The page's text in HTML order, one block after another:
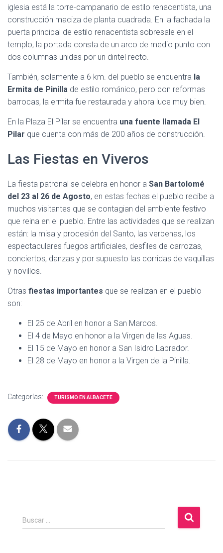
iglesia está la torre-campanario de estilo renacentista, una
construcción maciza de planta cuadrada. En la fachada la
puerta principal de estilo renacentista sobresale en el
templo, la portada consta de un arco de medio punto con
dos columnas unidas por un dintel recto.
También, solamente a 6 km. del pueblo se encuentra la
Ermita de Pinilla de estilo románico, pero con reformas
barrocas, la ermita fue restaurada y ahora luce muy bien.
En la Plaza El Pilar se encuentra una fuente llamada El
Pilar que cuenta con más de 200 años de construcción.
Las Fiestas en Viveros
La fiesta patronal se celebra en honor a San Bartolomé
del 23 al 26 de Agosto, en estas fechas el pueblo recibe a
muchos visitantes que se contagian del ambiente festivo
que reina en el pueblo. Entre las actividades que se realizan
están: la misa y procesión del Santo, las verbenas, los
espectaculares fuegos artificiales, desfiles de carrozas,
conciertos, danzas y por supuesto las corridas de vaquillas
y novillos.
Otras fiestas importantes que se realizan en el pueblo
son:
El 25 de Abril en honor a San Marcos.
El 4 de Mayo en honor a la Virgen de las Aguas.
El 15 de Mayo en honor a San Isidro Labrador.
El 28 de Mayo en honor a la Virgen de la Pinilla.
Categorías: TURISMO EN ALBACETE
B
u
Buscar …